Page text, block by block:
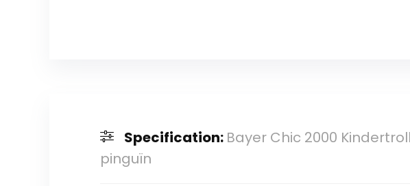
Specification: Bayer Chic 2000
pinguïn